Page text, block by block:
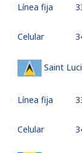
Línea fija
Celular
Saint
Línea fija
Celular